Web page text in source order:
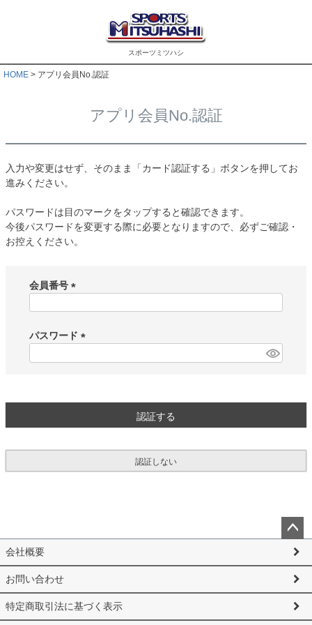
スポーツミツハシ
HOME アプリ会員No.認証
アプリ会員No.認証
入力や変更はせず、そのまま「カード認証する」ボタンを押してお
進みください。
パスワードは目のマークをタップすると確認できます。
今後パスワードを変更する際に必要となりますので、必ずご確認・
お控えください。
会員番号
須
)
パスワード
認証する
認証しない
ペー
ップ
へ
会社概要
お問い合わせ
特定商取引法に基づく表示